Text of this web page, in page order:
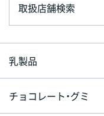
取扱店舗検索
乳製品
チョコレート・グミ